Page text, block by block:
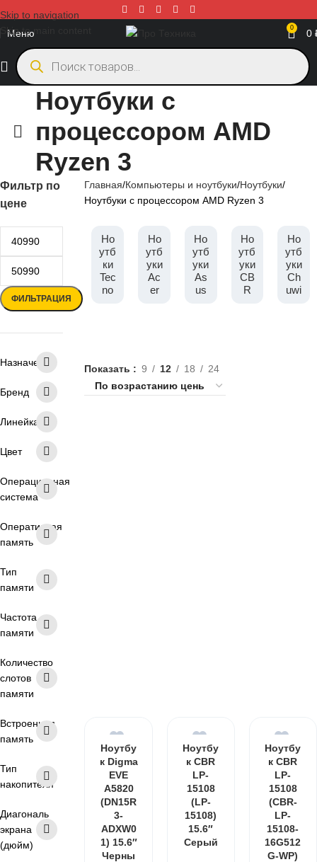
Skip to navigation
Skip to main content
Меню 0 0
Ноутбуки с
процессором AMD
Ryzen 3
Фильтр по
цене
ФИЛЬТРАЦИЯ
Назначение
Бренд
Линейка
Цвет
Операционная
система
Оперативная
память
Тип
памяти
Частота
памяти
Количество
слотов
памяти
Встроенная
память
Тип
накопителя
Диагональ
экрана
(дюйм)
Главная Компьютеры и ноутбуки Ноутбуки
Ноутбуки с процессором AMD Ryzen 3
Но
утб
ки
Tec
no
Но
утб
уки
Ac
er
Но
утб
уки
As
us
Но
утб
уки
CB
R
Но
утб
уки
Ch
uwi
Показать 9 12 18 24
Ноутбу
к Digma
EVE
A5820
(DN15R
3-
ADXW0
1) 15.6″
Черны
Ноутбу
к CBR
LP-
15108
(LP-
15108)
15.6″
Серый
Ноутбу
к CBR
LP-
15108
(CBR-
LP-
15108-
16G512
G-WP)